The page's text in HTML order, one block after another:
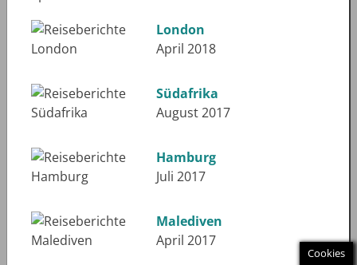
London
April 2018
Südafrika
August 2017
Hamburg
Juli 2017
Malediven
April 2017
Cookies